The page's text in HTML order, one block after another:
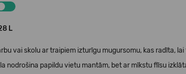
L
vai skolu ar traipiem izturīgu mugursomu, kas radīta,
nodrošina papildu vietu mantām, bet ar mīkstu flīsu